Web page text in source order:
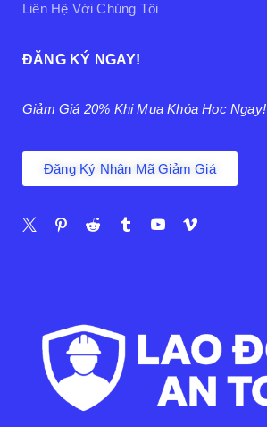
Liên Hệ Với Chúng Tôi
ĐĂNG KÝ NGAY!
Giảm Giá 20% Khi Mua Khóa Học Ngay!
Đăng Ký Nhận Mã Giảm Giá